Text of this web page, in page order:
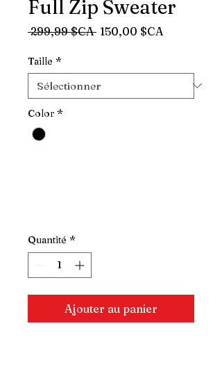
Full Zip Sweater
299,99 $CA Prix
150,00 $CA
Taille *
Color *
Quantité *
Ajouter au panier